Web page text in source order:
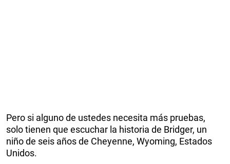
Pero si alguno de ustedes necesita más pruebas,
solo tienen que escuchar la historia de Bridger, un
niño de seis años de Cheyenne, Wyoming, Estados
Unidos.